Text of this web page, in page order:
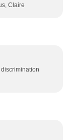
Claire